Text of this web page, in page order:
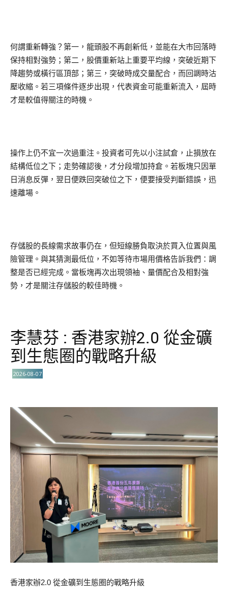
何謂重新轉強？第一，龍頭股不再創新低，並能在大市回落時
保持相對強勢；第二，股價重新站上重要平均線，突破近期下
降趨勢或橫行區頂部；第三，突破時成交量配合，而回調時沽
壓收縮。若三項條件逐步出現，代表資金可能重新流入，屆時
才是較值得關注的時機。
操作上仍不宜一次過重注。投資者可先以小注試倉，止損放在
結構低位之下；走勢確認後，才分段增加持倉。若板塊只因單
日消息反彈，翌日便跌回突破位之下，便要接受判斷錯誤，迅
速離場。
存儲股的長線需求故事仍在，但短線勝負取決於買入位置與風
險管理。與其猜測最低位，不如等待市場用價格告訴我們：調
整是否已經完成。當板塊再次出現領袖、量價配合及相對強
勢，才是關注存儲股的較佳時機。
李慧芬 : 香港家辦2.0 從金礦
到生態圈的戰略升級
2026-08-07
香港家辦2.0 從金礦到生態圈的戰略升級